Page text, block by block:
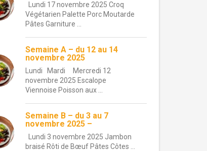
Lundi 17 novembre 2025 Croq
Végétarien Palette Porc Moutarde
Pâtes Garniture ...
Semaine A – du 12 au 14
novembre 2025
Lundi Mardi Mercredi 12
novembre 2025 Escalope
Viennoise Poisson aux ...
Semaine B – du 3 au 7
novembre 2025 –
Lundi 3 novembre 2025 Jambon
braisé Rôti de Bœuf Pâtes Côtes ...